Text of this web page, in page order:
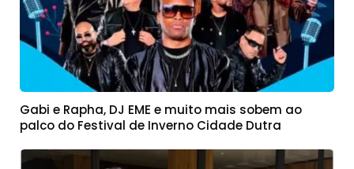
Gabi e Rapha, DJ EME e muito mais sobem ao
palco do Festival de Inverno Cidade Dutra